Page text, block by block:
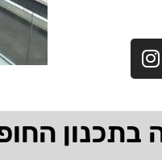
בתכנון